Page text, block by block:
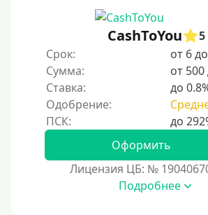
CashToYou
5
Срок:
от 6
Сумма:
от
Ставка:
до
Одобрение:
Оформить
Лицензия ЦБ: №
Подробнее